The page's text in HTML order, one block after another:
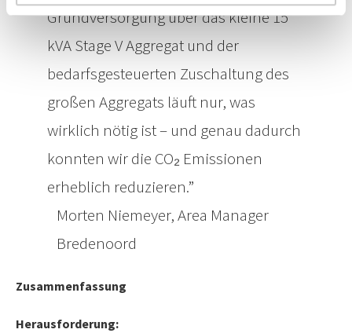
Grundversorgung über das kleine 15
kVA Stage V Aggregat und der
bedarfsgesteuerten Zuschaltung des
großen Aggregats läuft nur, was
wirklich nötig ist – und genau dadurch
konnten wir die CO₂ Emissionen
erheblich reduzieren.
Morten Niemeyer, Area Manager
Bredenoord
Zusammenfassung
Herausforderung: